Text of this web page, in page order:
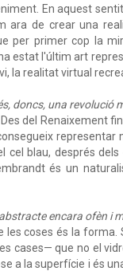
En aquest
ara de crear una
per primer cop la
estat l'últim art
la realitat virtual
doncs, una revolució
del Renaixement
representar
cel blau, després
és un
encara ofèn i
les coses és la
cases— que no el
a la superfície i és